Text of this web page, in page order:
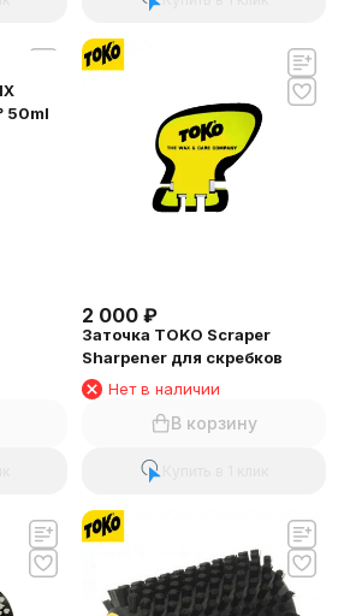
50ml
2 000 ₽
Заточка TOKO Scraper
Sharpener для скребков
Нет в наличии
В корзину